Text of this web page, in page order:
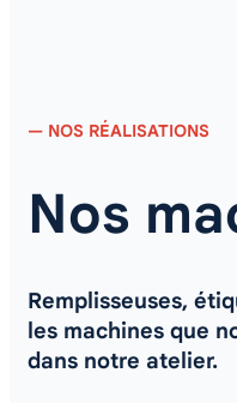
— NOS RÉALISATIONS
Nos
Remplisseuses,
les machines que
dans notre atelier.